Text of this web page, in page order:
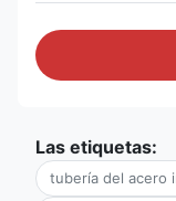
Las etiquetas:
tubería del acero